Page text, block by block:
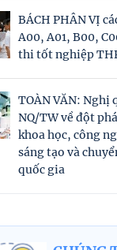
BÁCH PHÂN VỊ
A00, A01, B00,
thi tốt nghiệp
TOÀN VĂN: Nghị
NQ/TW về đột
khoa học, công
sáng tạo và
quốc gia